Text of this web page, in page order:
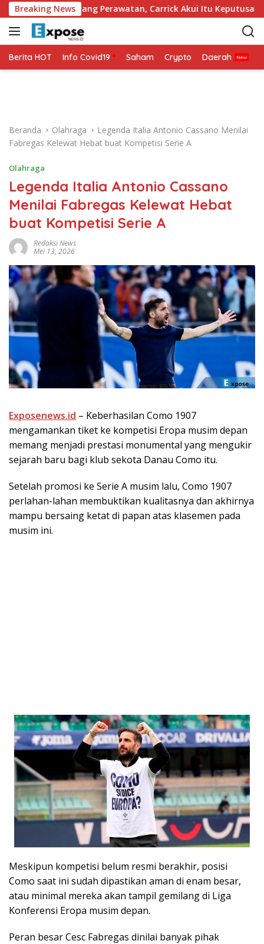
a
g
u
Breaking News
Ruang Perawatan, Carrick Akui Itu Keputusan Preventif
Berita HOT Info Covid19 Saham Crypto Daerah
Beranda Olahraga
Legenda Italia Antonio Cassano Menilai
Fabregas Kelewat Hebat buat Kompetisi Serie A
Olahraga
Legenda Italia Antonio Cassano
Menilai Fabregas Kelewat Hebat
buat Kompetisi Serie A
Redaksi News
Mei 13, 2026
Exposenews.id – Keberhasilan Como 1907
mengamankan tiket ke kompetisi Eropa musim depan
memang menjadi prestasi monumental yang mengukir
sejarah baru bagi klub sekota Danau Como itu.
Setelah promosi ke Serie A musim lalu, Como 1907
perlahan-lahan membuktikan kualitasnya dan akhirnya
mampu bersaing ketat di papan atas klasemen pada
musim ini.
Meskipun kompetisi belum resmi berakhir, posisi
Como saat ini sudah dipastikan aman di enam besar,
atau minimal mereka akan tampil gemilang di Liga
Konferensi Eropa musim depan.
Peran besar Cesc Fabregas dinilai banyak pihak